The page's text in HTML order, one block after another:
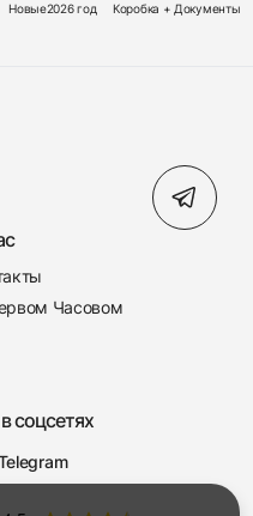
22-37
Новые2026 год Коробка + Документы
Часовом
соцсетях